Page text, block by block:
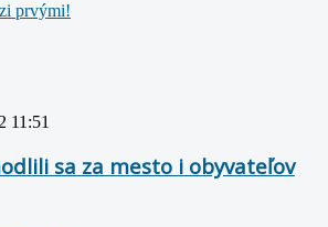
prvými!
11:51
sa za mesto i obyvateľov